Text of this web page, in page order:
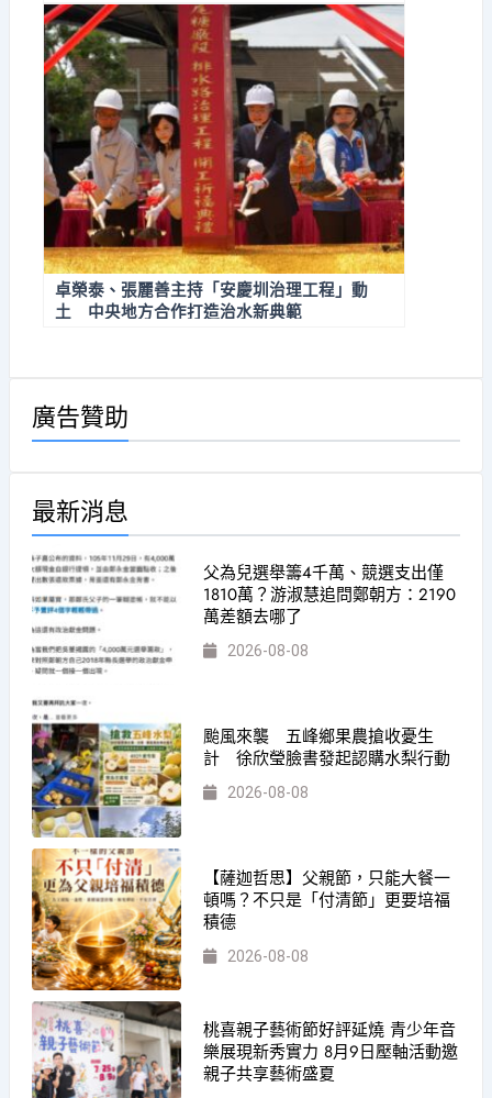
卓榮泰、張麗善主持「安慶圳治理工程」動
土 中央地方合作打造治水新典範
廣告贊助
最新消息
父為兒選舉籌4千萬、競選支出僅
1810萬？游淑慧追問鄭朝方：2190
萬差額去哪了
2026-08-08
颱風來襲 五峰鄉果農搶收憂生
計 徐欣瑩臉書發起認購水梨行動
2026-08-08
【薩迦哲思】父親節，只能大餐一
頓嗎？不只是「付清節」更要培福
積德
2026-08-08
桃喜親子藝術節好評延燒 青少年音
樂展現新秀實力 8月9日壓軸活動邀
親子共享藝術盛夏